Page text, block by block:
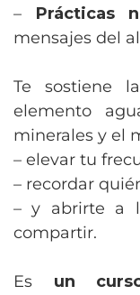
– Prácticas
mensajes del
Te sostiene la
elemento
minerales y el
– elevar tu
– recordar
– y abrirte a
compartir.
Es un